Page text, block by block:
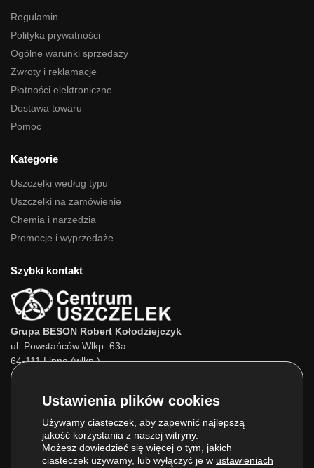
Regulamin
Polityka prywatności
Ogólne warunki sprzedaży
Zwroty i reklamacje
Płatności elektroniczne
Dostawa towaru
Pomoc
Kategorie
Uszczelki według typu
Uszczelki na zamówienie
Chemia i narzedzia
Promocje i wyprzedaże
Szybki kontakt
Grupa BESON Robert Kołodziejczyk
ul. Powstańców Wlkp. 63a
64-111 Lipno (wlkp.)
693 800 022
E-mail:info@centrumuszczelek.pl
Używamy ciasteczek, aby zapewnić najlepszą
jakość korzystania z naszej witryny.
Możesz dowiedzieć się więcej o tym, jakich
ciasteczek używamy, lub wyłączyć je w ustawieniach